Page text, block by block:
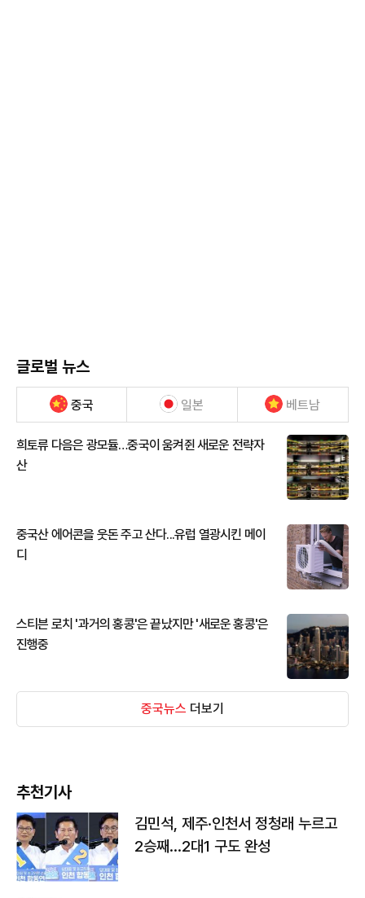
글로벌 뉴스
중국 일본 베트남
희토류 다음은 광모듈…중국이 움켜쥔 새로운 전략자
산
중국산 에어콘을 웃돈 주고 산다...유럽 열광시킨 메이
디
스티븐 로치 '과거의 홍콩'은 끝났지만 '새로운 홍콩'은
진행중
중국뉴스 더보기
추천기사
김민석, 제주·인천서 정청래 누르고
2승째…2대1 구도 완성